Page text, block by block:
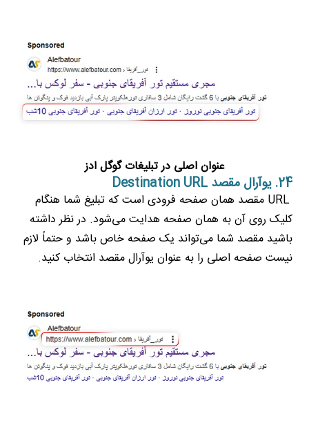
عنوان اصلی در تبلیغات گوگل ادز
24. یوآرال مقصد Destination URL
URL مقصد همان صفحه فرودی است که تبلیغ شما هنگام
کلیک روی آن به همان صفحه هدایت می‌شود. در نظر داشته
باشید مقصد شما می‌تواند یک صفحه خاص باشد و حتماً لازم
نیست صفحه اصلی را به عنوان یوآرال مقصد انتخاب کنید.